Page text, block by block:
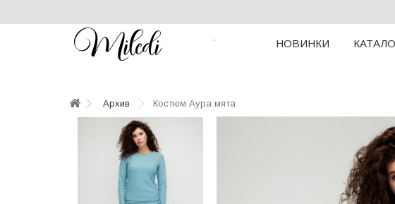
` НОВИНКИ
Архив Костюм Аура мята